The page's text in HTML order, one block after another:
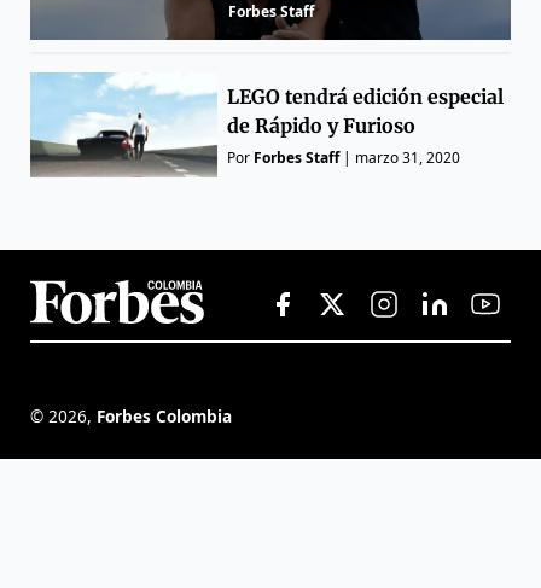
Forbes Staff
LEGO tendrá edición especial
de Rápido y Furioso
Por Forbes Staff| marzo 31, 2020
© 2026, Forbes Colombia